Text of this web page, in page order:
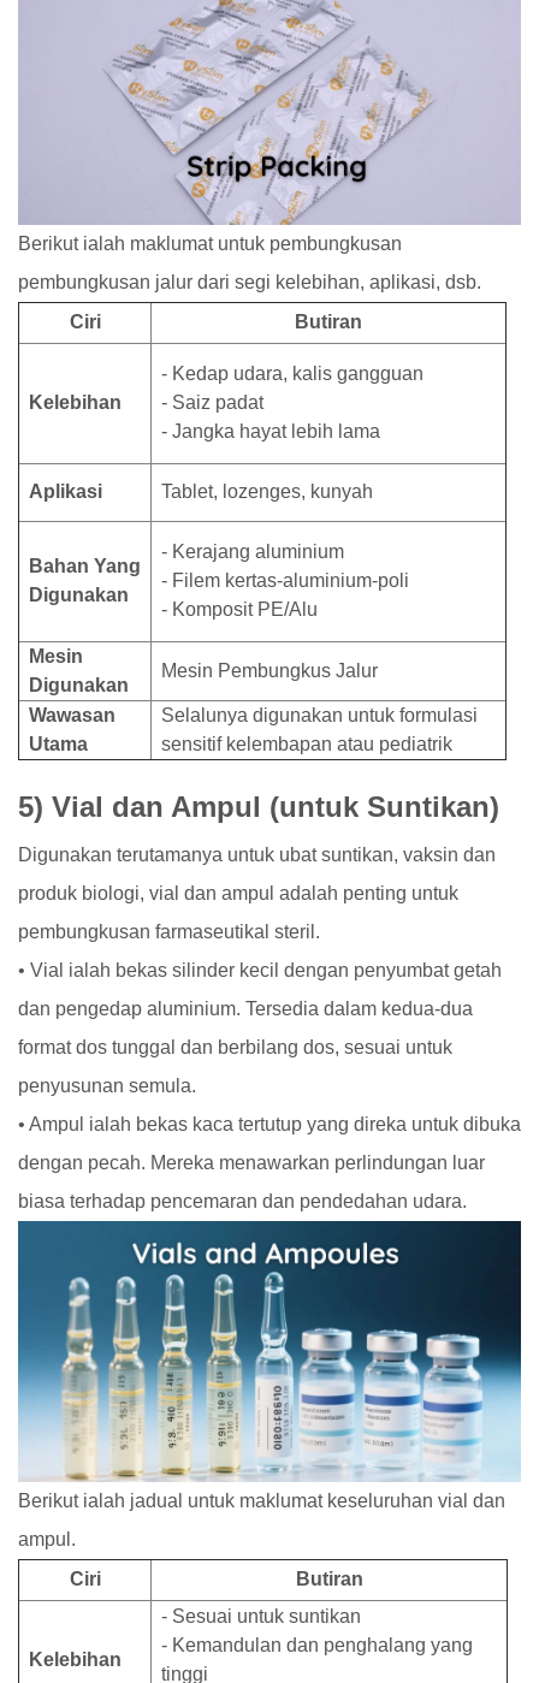
Berikut ialah maklumat untuk pembungkusan
pembungkusan jalur dari segi kelebihan, aplikasi, dsb.
Ciri
Butiran
Kelebihan
- Kedap udara, kalis gangguan
- Saiz padat
- Jangka hayat lebih lama
Aplikasi Tablet, lozenges, kunyah
Bahan Yang
Digunakan
- Kerajang aluminium
- Filem kertas-aluminium-poli
- Komposit PE/Alu
Mesin
Digunakan
Mesin Pembungkus Jalur
Wawasan
Utama
Selalunya digunakan untuk formulasi
sensitif kelembapan atau pediatrik
5) Vial dan Ampul (untuk Suntikan)
Digunakan terutamanya untuk ubat suntikan, vaksin dan
produk biologi, vial dan ampul adalah penting untuk
pembungkusan farmaseutikal steril.
• Vial ialah bekas silinder kecil dengan penyumbat getah
dan pengedap aluminium. Tersedia dalam kedua-dua
format dos tunggal dan berbilang dos, sesuai untuk
penyusunan semula.
• Ampul ialah bekas kaca tertutup yang direka untuk dibuka
dengan pecah. Mereka menawarkan perlindungan luar
biasa terhadap pencemaran dan pendedahan udara.
Berikut ialah jadual untuk maklumat keseluruhan vial dan
ampul.
Ciri
Butiran
Kelebihan
- Sesuai untuk suntikan
- Kemandulan dan penghalang yang
tinggi